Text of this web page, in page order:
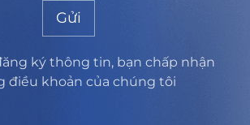
Gửi
ký thông tin, bạn chấp nhận
điều khoản của chúng tôi